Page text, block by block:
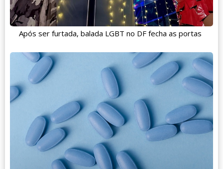
Após ser furtada, balada LGBT no DF fecha as portas